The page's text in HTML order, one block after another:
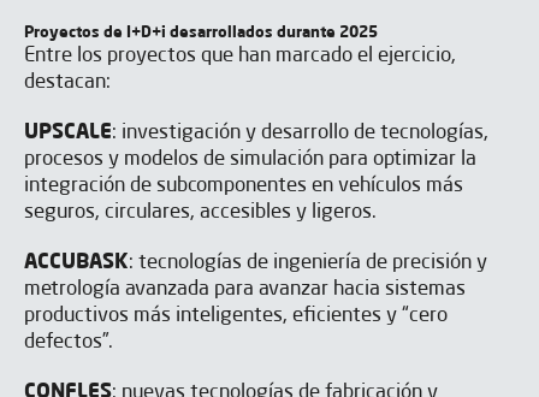
Proyectos de I+D+i desarrollados durante 2025
Entre los proyectos que han marcado el ejercicio,
destacan:
UPSCALE: investigación y desarrollo de tecnologías,
procesos y modelos de simulación para optimizar la
integración de subcomponentes en vehículos más
seguros, circulares, accesibles y ligeros.
ACCUBASK: tecnologías de ingeniería de precisión y
metrología avanzada para avanzar hacia sistemas
productivos más inteligentes, eficientes y “cero
defectos”.